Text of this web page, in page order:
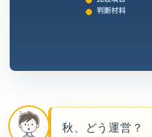
秋、どう運営？